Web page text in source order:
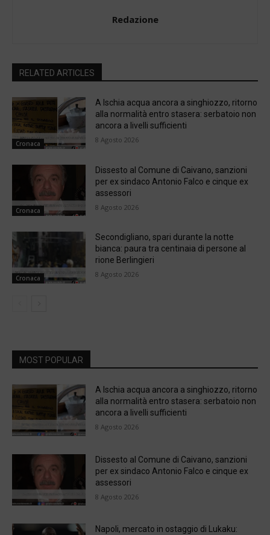
Redazione
RELATED ARTICLES
Cronaca
A Ischia acqua ancora a singhiozzo, ritorno
alla normalità entro stasera: serbatoio non
ancora a livelli sufficienti
8 Agosto 2026
Cronaca
Dissesto al Comune di Caivano, sanzioni
per ex sindaco Antonio Falco e cinque ex
assessori
8 Agosto 2026
Cronaca
Secondigliano, spari durante la notte
bianca: paura tra centinaia di persone al
rione Berlingieri
8 Agosto 2026
MOST POPULAR
A Ischia acqua ancora a singhiozzo, ritorno
alla normalità entro stasera: serbatoio non
ancora a livelli sufficienti
8 Agosto 2026
Dissesto al Comune di Caivano, sanzioni
per ex sindaco Antonio Falco e cinque ex
assessori
8 Agosto 2026
Napoli, mercato in ostaggio di Lukaku: